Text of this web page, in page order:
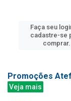
Faça seu
cadastre-se
comprar.
Promoções Atef
Veja mais